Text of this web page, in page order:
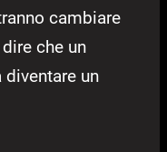
cambiare
che un
diventare un